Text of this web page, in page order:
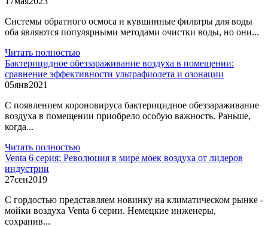
Системы обратного осмоса и кувшинные фильтры для воды
оба являются популярными методами очистки воды, но они...
Читать полностью
Бактерицидное обеззараживание воздуха в помещении:
сравнение эффективности ультрафиолета и озонации
05янв2021
С появлением короновируса бактерицидное обеззараживание
воздуха в помещении приобрело особую важность. Раньше,
когда...
Читать полностью
Venta 6 серия: Революция в мире моек воздуха от лидеров
индустрии
27сен2019
С гордостью представляем новинку на климатическом рынке -
мойки воздуха Venta 6 серии. Немецкие инженеры,
сохранив...